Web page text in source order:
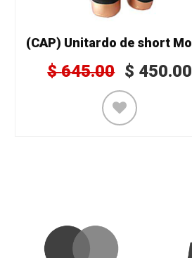
$645.00 $ 450.00